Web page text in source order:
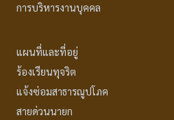
การบริหารงานบุคคล
แผนที่และที่อยู่
ร้องเรียนทุจริต
แจ้งซ่อมสาธารณูปโภค
สายด่วนนายก